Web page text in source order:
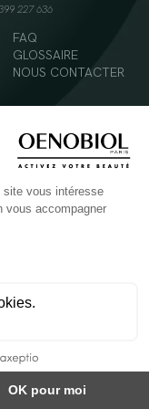
227 636
FAQ
GLOSSAIRE
NOUS CONTACTER
ET LÉGUMES PAR JOUR -
cadre d'un mode de vie sain et
varié et équilibré.